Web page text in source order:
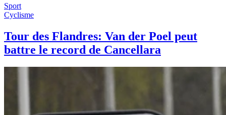
Sport
Cyclisme
Tour des Flandres: Van der Poel peut
battre le record de Cancellara